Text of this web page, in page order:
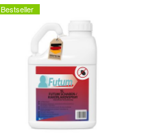
Bestseller